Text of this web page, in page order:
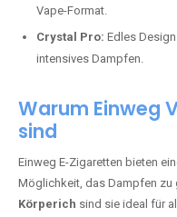
Vape-Format.
Crystal Pro: Edles
intensives Dampfen.
Warum Einweg
sind
Einweg E-Zigaretten bieten
Möglichkeit, das Dampfen zu
Körperich sind sie ideal für